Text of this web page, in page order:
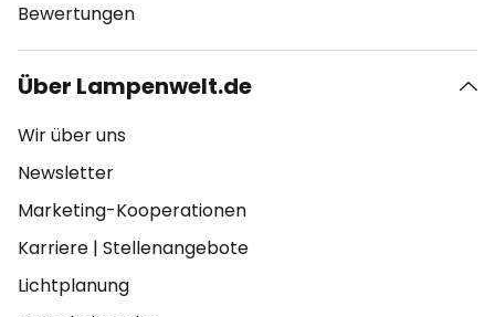
Bewertungen
Über Lampenwelt.de
Wir über uns
Newsletter
Marketing-Kooperationen
Karriere | Stellenangebote
Lichtplanung